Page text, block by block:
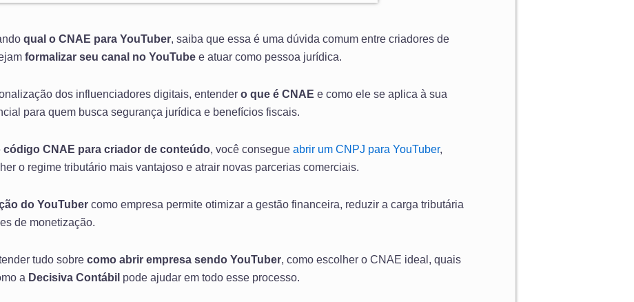
qual o CNAE para YouTuber, saiba que essa é uma dúvida comum entre criadores de
formalizar seu canal no YouTube e atuar como pessoa jurídica.
dos influenciadores digitais, entender o que é CNAE e como ele se aplica à sua
para quem busca segurança jurídica e benefícios fiscais.
código CNAE para criador de conteúdo, você consegue abrir um CNPJ para YouTuber,
o regime tributário mais vantajoso e atrair novas parcerias comerciais.
do YouTuber como empresa permite otimizar a gestão financeira, reduzir a carga tributária
de monetização.
tudo sobre como abrir empresa sendo YouTuber, como escolher o CNAE ideal, quais
a Decisiva Contábil pode ajudar em todo esse processo.